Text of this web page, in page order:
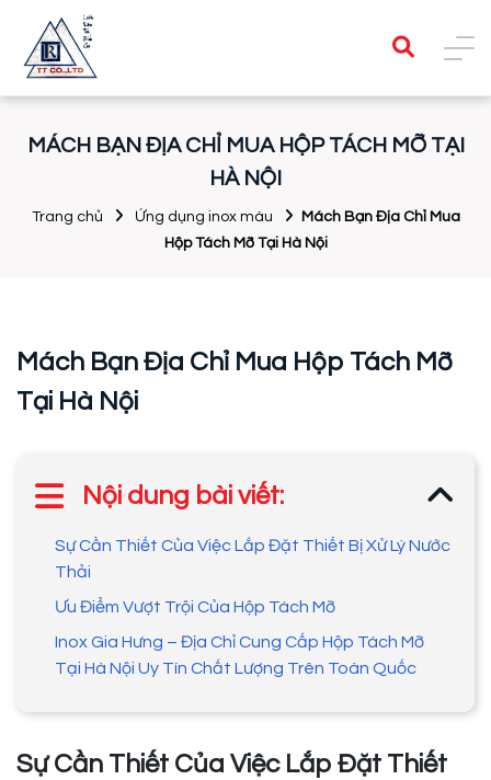
MÁCH BẠN ĐỊA CHỈ MUA HỘP TÁCH MỠ TẠI
HÀ NỘI
Trang chủ Ứng dụng inox màu
Mách Bạn Địa Chỉ Mua
Hộp Tách Mỡ Tại Hà Nội
Mách Bạn Địa Chỉ Mua Hộp Tách Mỡ
Tại Hà Nội
Nội dung bài viết:
Sự Cần Thiết Của Việc Lắp Đặt Thiết Bị Xử Lý Nước
Thải
Ưu Điểm Vượt Trội Của Hộp Tách Mỡ
Inox Gia Hưng – Địa Chỉ Cung Cấp Hộp Tách Mỡ
Tại Hà Nội Uy Tín Chất Lượng Trên Toàn Quốc
Sự Cần Thiết Của Việc Lắp Đặt Thiết